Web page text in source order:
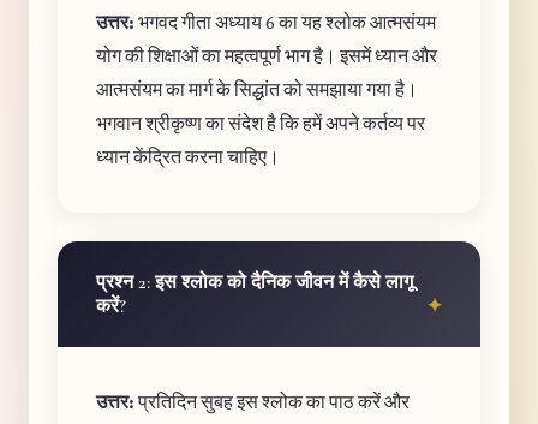
उत्तर: भगवद गीता अध्याय 6 का यह श्लोक आत्मसंयम
योग की शिक्षाओं का महत्वपूर्ण भाग है। इसमें ध्यान और
आत्मसंयम का मार्ग के सिद्धांत को समझाया गया है।
भगवान श्रीकृष्ण का संदेश है कि हमें अपने कर्तव्य पर
ध्यान केंद्रित करना चाहिए।
प्रश्न 2: इस श्लोक को दैनिक जीवन में कैसे लागू
करें?
उत्तर:प्रतिदिन सुबह इस श्लोक का पाठ करें और